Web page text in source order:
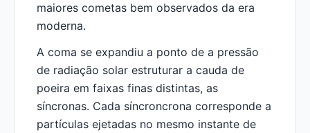
maiores cometas bem observados da era
moderna.
A coma se expandiu a ponto de a pressão
de radiação solar estruturar a cauda de
poeira em faixas finas distintas, as
síncronas. Cada síncroncrona corresponde a
partículas ejetadas no mesmo instante de